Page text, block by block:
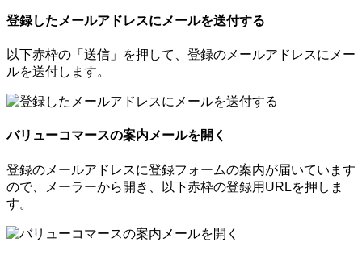
登録したメールアドレスにメールを送付する
以下赤枠の「送信」を押して、登録のメールアドレスにメー
ルを送付します。
バリューコマースの案内メールを開く
登録のメールアドレスに登録フォームの案内が届いています
ので、メーラーから開き、以下赤枠の登録用URLを押しま
す。